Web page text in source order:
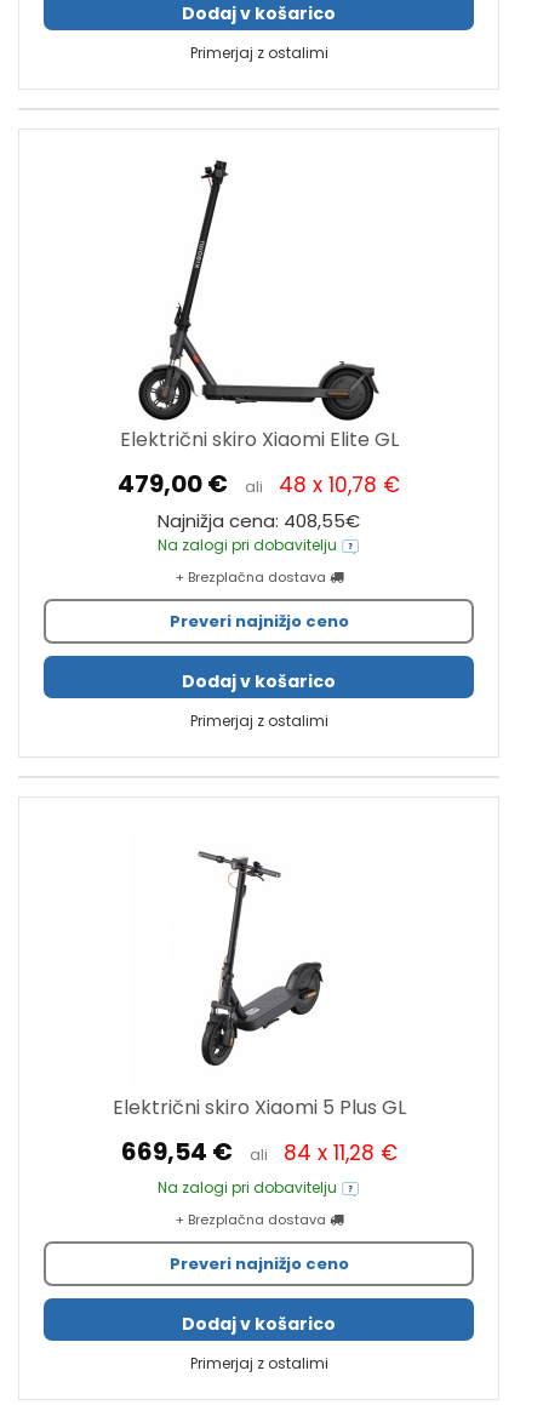
Dodaj v košarico
Primerjaj z ostalimi
Električni skiro Xiaomi Elite GL
479,00 € ali 48 x 10,78 €
Najnižja cena: 408,55€
Na zalogi pri dobavitelju
+ Brezplačna dostava
Preveri najnižjo ceno
Dodaj v košarico
Primerjaj z ostalimi
Električni skiro Xiaomi 5 Plus GL
669,54 € ali 84 x 11,28 €
Na zalogi pri dobavitelju
+ Brezplačna dostava
Preveri najnižjo ceno
Dodaj v košarico
Primerjaj z ostalimi